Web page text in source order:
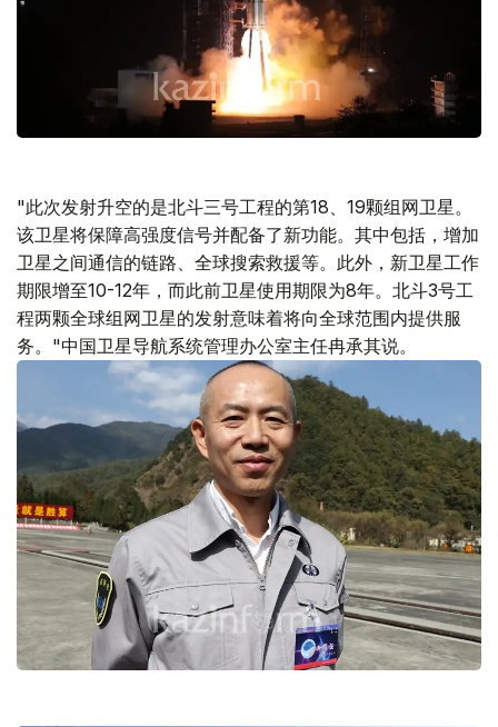
"此次发射升空的是北斗三号工程的第18、19颗组网卫星。
该卫星将保障高强度信号并配备了新功能。其中包括，增加
卫星之间通信的链路、全球搜索救援等。此外，新卫星工作
期限增至10-12年，而此前卫星使用期限为8年。北斗3号工
程两颗全球组网卫星的发射意味着将向全球范围内提供服
务。"中国卫星导航系统管理办公室主任冉承其说。